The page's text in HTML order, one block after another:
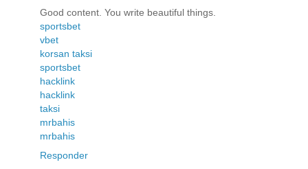
Good content. You write beautiful things.
sportsbet
vbet
korsan taksi
sportsbet
hacklink
hacklink
taksi
mrbahis
mrbahis
Responder